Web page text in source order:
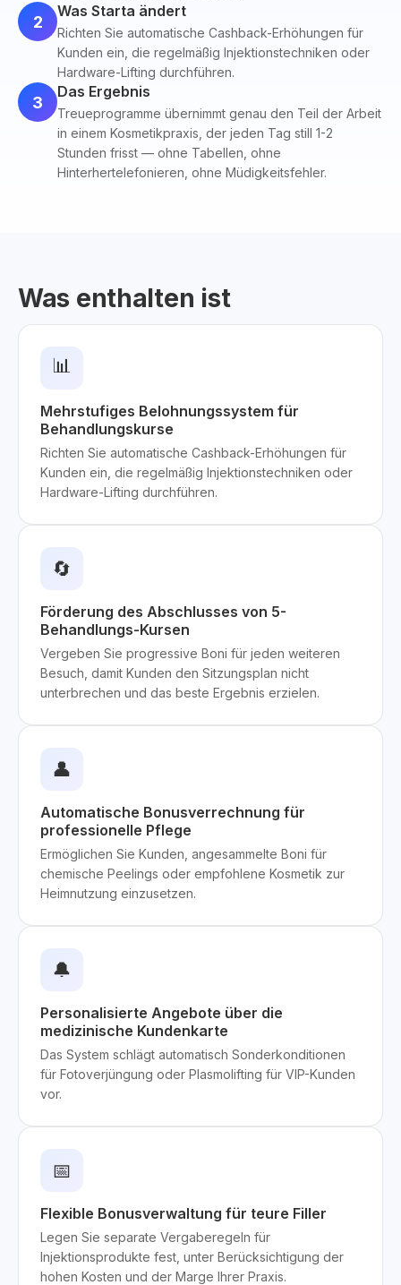
2
Was Starta ändert
Richten Sie automatische Cashback-Erhöhungen für
Kunden ein, die regelmäßig Injektionstechniken oder
Hardware-Lifting durchführen.
3
Das Ergebnis
Treueprogramme übernimmt genau den Teil der Arbeit
in einem Kosmetikpraxis, der jeden Tag still 1-2
Stunden frisst — ohne Tabellen, ohne
Hinterhertelefonieren, ohne Müdigkeitsfehler.
Was enthalten ist
📊
Mehrstufiges Belohnungssystem für
Behandlungskurse
Richten Sie automatische Cashback-Erhöhungen für
Kunden ein, die regelmäßig Injektionstechniken oder
Hardware-Lifting durchführen.
🔄
Förderung des Abschlusses von 5-
Behandlungs-Kursen
Vergeben Sie progressive Boni für jeden weiteren
Besuch, damit Kunden den Sitzungsplan nicht
unterbrechen und das beste Ergebnis erzielen.
👤
Automatische Bonusverrechnung für
professionelle Pflege
Ermöglichen Sie Kunden, angesammelte Boni für
chemische Peelings oder empfohlene Kosmetik zur
Heimnutzung einzusetzen.
🔔
Personalisierte Angebote über die
medizinische Kundenkarte
Das System schlägt automatisch Sonderkonditionen
für Fotoverjüngung oder Plasmolifting für VIP-Kunden
vor.
📅
Flexible Bonusverwaltung für teure Filler
Legen Sie separate Vergaberegeln für
Injektionsprodukte fest, unter Berücksichtigung der
hohen Kosten und der Marge Ihrer Praxis.